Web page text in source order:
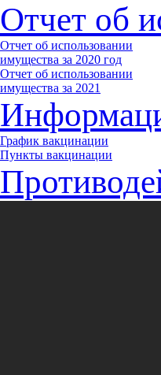
Отчет об
Отчет об использовании
имущества за 2020 год
Отчет об использовании
имущества за 2021
График вакцинации
Пункты вакцинации